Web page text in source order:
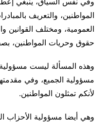
المواطنين، والتعريف
العمومية، ومختلف القوانين
حقوق وحريات المواطنين،
وهذه المسألة ليست
مسؤولية الجميع، وفي
لأنكم تمثلون المواطنين.
وهي أيضا مسؤولية الأحزاب